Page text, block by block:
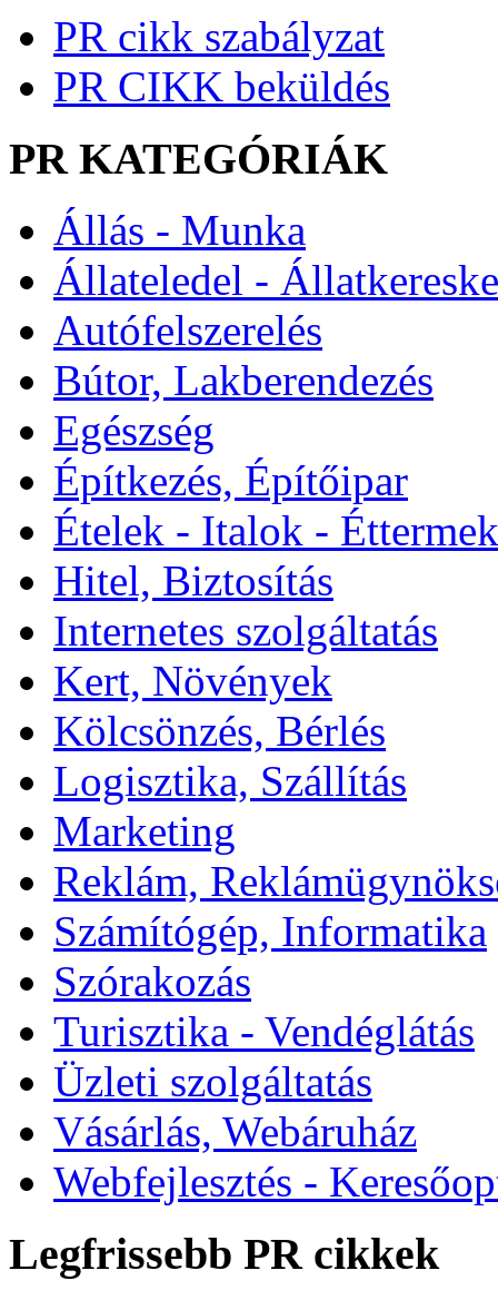
PR cikk szabályzat
PR CIKK beküldés
PR KATEGÓRIÁK
Állás - Munka
Állateledel -
Autófelszerelés
Bútor, Lakberendezés
Egészség
Építkezés, Építőipar
Ételek - Italok - Éttermek
Hitel, Biztosítás
Internetes szolgáltatás
Kert, Növények
Kölcsönzés, Bérlés
Logisztika, Szállítás
Marketing
Reklám,
Számítógép, Informatika
Szórakozás
Turisztika - Vendéglátás
Üzleti szolgáltatás
Vásárlás, Webáruház
Webfejlesztés -
Legfrissebb PR cikkek